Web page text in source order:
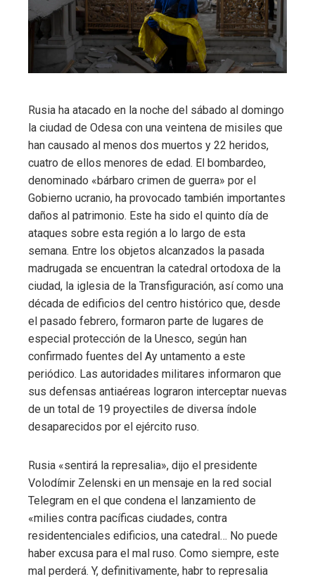
Rusia ha atacado en la noche del sábado al domingo
la ciudad de Odesa con una veintena de misiles que
han causado al menos dos muertos y 22 heridos,
cuatro de ellos menores de edad. El bombardeo,
denominado «bárbaro crimen de guerra» por el
Gobierno ucranio, ha provocado también importantes
daños al patrimonio. Este ha sido el quinto día de
ataques sobre esta región a lo largo de esta
semana. Entre los objetos alcanzados la pasada
madrugada se encuentran la catedral ortodoxa de la
ciudad, la iglesia de la Transfiguración, así como una
década de edificios del centro histórico que, desde
el pasado febrero, formaron parte de lugares de
especial protección de la Unesco, según han
confirmado fuentes del Ay untamento a este
periódico. Las autoridades militares informaron que
sus defensas antiaéreas lograron interceptar nuevas
de un total de 19 proyectiles de diversa índole
desaparecidos por el ejército ruso.
Rusia «sentirá la represalia», dijo el presidente
Volodímir Zelenski en un mensaje en la red social
Telegram en el que condena el lanzamiento de
«milies contra pacíficas ciudades, contra
residentenciales edificios, una catedral… No puede
haber excusa para el mal ruso. Como siempre, este
mal perderá. Y, definitivamente, habr to represalia